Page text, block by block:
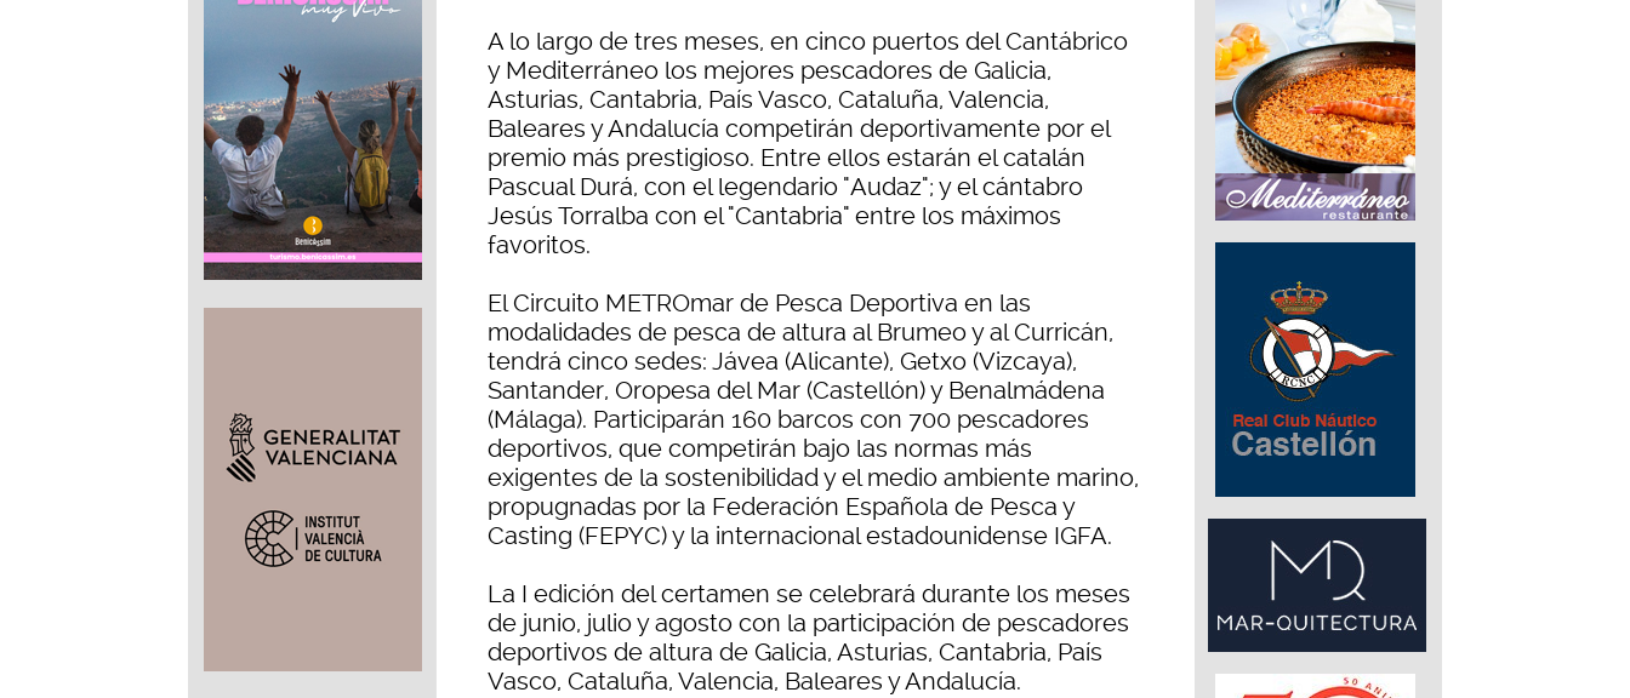
A lo largo de tres meses, en cinco puertos del Cantábrico
y Mediterráneo los mejores pescadores de Galicia,
Asturias, Cantabria, País Vasco, Cataluña, Valencia,
Baleares y Andalucía competirán deportivamente por el
premio más prestigioso. Entre ellos estarán el catalán
Pascual Durá, con el legendario "Audaz"; y el cántabro
Jesús Torralba con el "Cantabria" entre los máximos
favoritos.
El Circuito METROmar de Pesca Deportiva en las
modalidades de pesca de altura al Brumeo y al Curricán,
tendrá cinco sedes: Jávea (Alicante), Getxo (Vizcaya),
Santander, Oropesa del Mar (Castellón) y Benalmádena
(Málaga). Participarán 160 barcos con 700 pescadores
deportivos, que competirán bajo las normas más
exigentes de la sostenibilidad y el medio ambiente marino,
propugnadas por la Federación Española de Pesca y
Casting (FEPYC) y la internacional estadounidense IGFA.
La I edición del certamen se celebrará durante los meses
de junio, julio y agosto con la participación de pescadores
deportivos de altura de Galicia, Asturias, Cantabria, País
Vasco, Cataluña, Valencia, Baleares y Andalucía.